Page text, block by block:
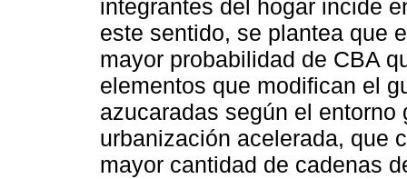
integrantes del hogar incide
este sentido, se plantea que
mayor probabilidad de CBA
elementos que modifican el
azucaradas según el
urbanización acelerada, que
mayor cantidad de cadenas